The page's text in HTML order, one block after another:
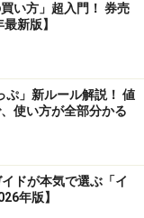
い方」超入門！ 券売
新版】
ぷ」新ルール解説！ 値
使い方が全部分かる
ドが本気で選ぶ「イ
年版】